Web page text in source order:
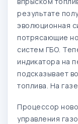
результате
эволюционная
потрясающие
систем ГБО.
индикатора на
подсказывает
топлива. На
Процессор
управления